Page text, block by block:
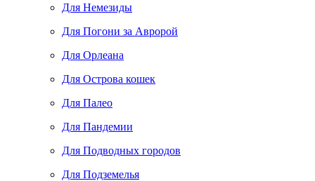
Для Немезиды
Для Погони за Авророй
Для Орлеана
Для Острова кошек
Для Палео
Для Пандемии
Для Подводных городов
Для Подземелья